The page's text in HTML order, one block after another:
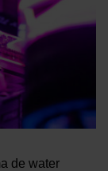
de water